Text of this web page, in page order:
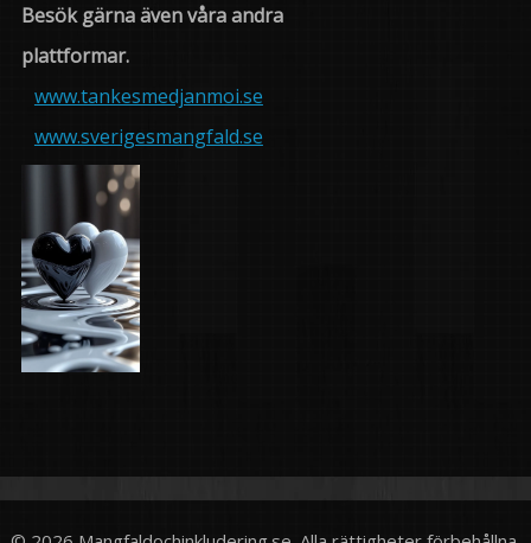
Besök gärna även våra andra
plattformar.
www.tankesmedjanmoi.se
www.sverigesmangfald.se